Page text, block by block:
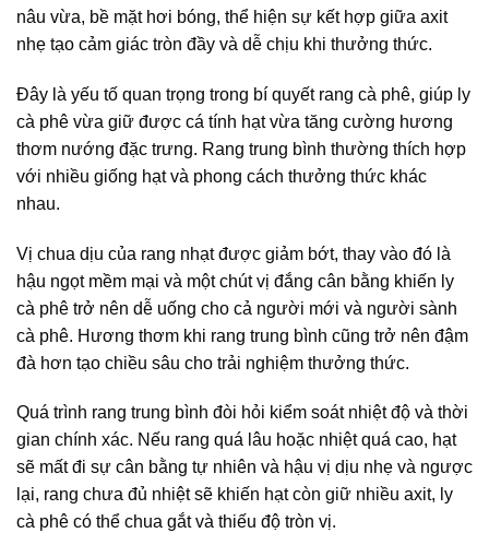
nâu vừa, bề mặt hơi bóng, thể hiện sự kết hợp giữa axit
nhẹ tạo cảm giác tròn đầy và dễ chịu khi thưởng thức.
Đây là yếu tố quan trọng trong bí quyết rang cà phê, giúp ly
cà phê vừa giữ được cá tính hạt vừa tăng cường hương
thơm nướng đặc trưng. Rang trung bình thường thích hợp
với nhiều giống hạt và phong cách thưởng thức khác
nhau.
Vị chua dịu của rang nhạt được giảm bớt, thay vào đó là
hậu ngọt mềm mại và một chút vị đắng cân bằng khiến ly
cà phê trở nên dễ uống cho cả người mới và người sành
cà phê. Hương thơm khi rang trung bình cũng trở nên đậm
đà hơn tạo chiều sâu cho trải nghiệm thưởng thức.
Quá trình rang trung bình đòi hỏi kiểm soát nhiệt độ và thời
gian chính xác. Nếu rang quá lâu hoặc nhiệt quá cao, hạt
sẽ mất đi sự cân bằng tự nhiên và hậu vị dịu nhẹ và ngược
lại, rang chưa đủ nhiệt sẽ khiến hạt còn giữ nhiều axit, ly
cà phê có thể chua gắt và thiếu độ tròn vị.